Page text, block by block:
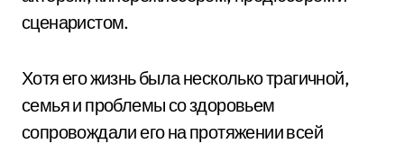
сценаристом.
Хотя его жизнь была несколько трагичной,
семья и проблемы со здоровьем
сопровождали его на протяжении всей